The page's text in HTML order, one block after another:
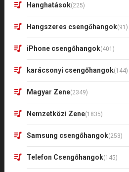
Hanghatások(225)
Hangszeres csengőhangok(91)
iPhone csengőhangok(401)
karácsonyi csengőhangok(144)
Magyar Zene(2349)
Nemzetközi Zene(1835)
Samsung csengőhangok(253)
Telefon Csengőhangok(145)